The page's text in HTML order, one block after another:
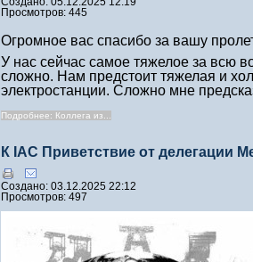
Просмотров: 445
Огромное вас спасибо за вашу
У нас сейчас самое тяжелое за всю
сложно. Нам предстоит тяжелая и
электростанции. Сложно мне
Подробнее: Коллега из...
К IAC Приветствие от делегации
Создано: 03.12.2025 22:12
Просмотров: 497